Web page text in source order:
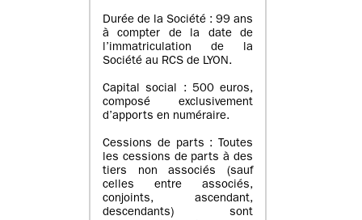
Durée de la Société : 99 ans
à compter de la date de
l’immatriculation de la
Société au RCS de LYON.
Capital social : 500 euros,
composé exclusivement
d’apports en numéraire.
Cessions de parts : Toutes
les cessions de parts à des
tiers non associés (sauf
celles entre associés,
conjoints, ascendant,
descendants) sont